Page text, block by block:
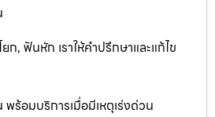
ก, ฟันหัก เราให้คำปรึกษาและแก้ไข
ร้อมบริการเมื่อมีเหตุเร่งด่วน